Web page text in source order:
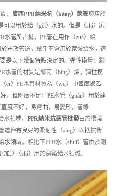
， 廣西PPR納米抗（kàng）菌管與用於
可以用於給（gěi）水的。但是（shì）家
水管所占據，PE管在用作（zuò）給
於市政管道，幾乎不會用於家裝給水，這
是以下幾個特點決定的。彈性模量：影
水管的材質是聚丙（bǐng）烯，彈性模
ér）PE水管材質為（wéi）中密度聚乙
，但剛度不足；PE水管（guǎn）用於建
度不好，易彎曲，易變形，管線
水領域， PPR納米抗菌管批發由於環境
道擁有良好的柔韌性（xìng）以抵抗衝
水領域。相比下PPR水（shuǐ）管由於剛
適（shì）用於建築給水領域。